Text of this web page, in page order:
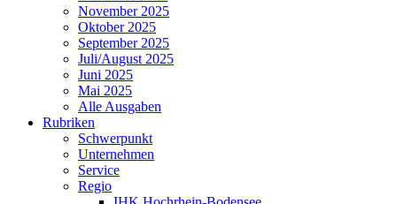
November 2025
Oktober 2025
September 2025
Juli/August 2025
Juni 2025
Mai 2025
Alle Ausgaben
Rubriken
Schwerpunkt
Unternehmen
Service
Regio